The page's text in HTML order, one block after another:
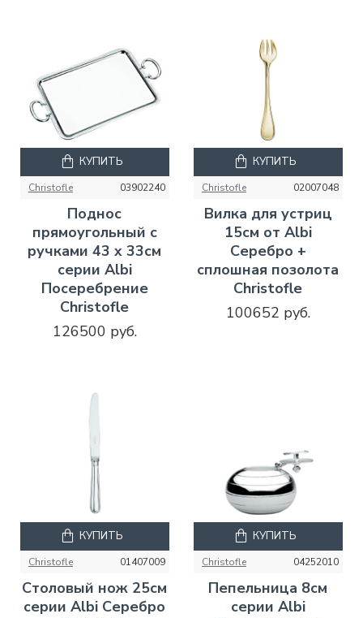
Christofle 03902240
Поднос
прямоугольный с
ручками 43 x 33см
серии Albi
Посеребрение
Christofle
126500 руб.
КУПИТЬ
Christofle 02007048
Вилка для устриц
15см от Albi
Серебро +
сплошная позолота
Christofle
100652 руб.
КУПИТЬ
Christofle 01407009
Столовый нож 25см
серии Albi Серебро
КУПИТЬ
Christofle 04252010
Пепельница 8см
серии Albi
КУПИТЬ